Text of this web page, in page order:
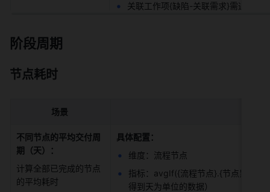
关联工作项{缺陷-关联需求}需通过@
阶段周期
节点耗时
场景
不同节点的平均交付周
期（天）：
计算全部已完成的节点
的平均耗时
具体配置：
维度：流程节点
指标：avgIf({流程节点}.{节点累计
得到天为单位的数据）